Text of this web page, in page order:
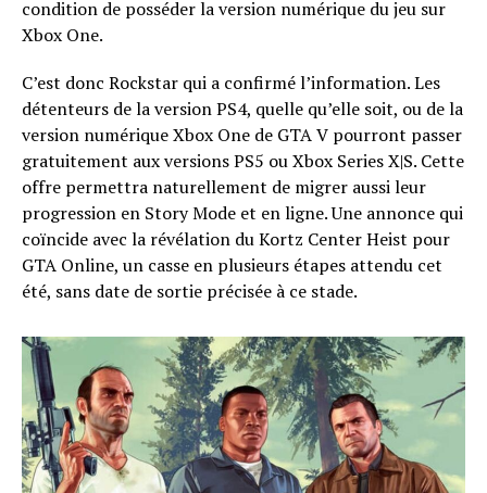
condition de posséder la version numérique du jeu sur
Xbox One.
C’est donc Rockstar qui a confirmé l’information. Les
détenteurs de la version PS4, quelle qu’elle soit, ou de la
version numérique Xbox One de GTA V pourront passer
gratuitement aux versions PS5 ou Xbox Series X|S. Cette
offre permettra naturellement de migrer aussi leur
progression en Story Mode et en ligne. Une annonce qui
coïncide avec la révélation du Kortz Center Heist pour
GTA Online, un casse en plusieurs étapes attendu cet
été, sans date de sortie précisée à ce stade.